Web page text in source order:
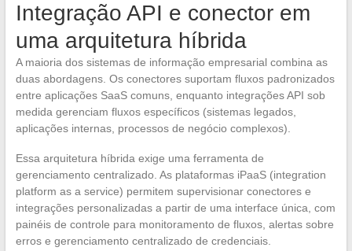
Integração API e conector em
uma arquitetura híbrida
A maioria dos sistemas de informação empresarial combina as
duas abordagens. Os conectores suportam fluxos padronizados
entre aplicações SaaS comuns, enquanto integrações API sob
medida gerenciam fluxos específicos (sistemas legados,
aplicações internas, processos de negócio complexos).
Essa arquitetura híbrida exige uma ferramenta de
gerenciamento centralizado. As plataformas iPaaS (integration
platform as a service) permitem supervisionar conectores e
integrações personalizadas a partir de uma interface única, com
painéis de controle para monitoramento de fluxos, alertas sobre
erros e gerenciamento centralizado de credenciais.